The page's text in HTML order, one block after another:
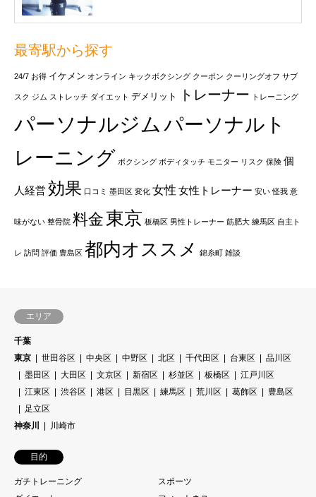
最寄駅から探す
24/7 お得 イケメン オンライン キックボクシング クーポン クーリングオフ サブ
スク ジム ストレッチ ダイエット デメリット トレーナー トレーニング
パーソナルジム パーソナルト
レーニング ボクシング ボディタッチ モニター リスク 保険 個
人経営効果 口コミ 墨田区 変化 女性 女性トレーナー 安い 怪我 意
味がない 整骨院 料金 東京 板橋区 男性トレーナー 筋肥大 練馬区 自主ト
レ 訪問 評価 豊島区 都内オススメ 錦糸町 雑談
エリア
千葉
東京
世田谷区 中央区 中野区 北区 千代田区 台東区
品川区
墨田区
大田区 文京区 新宿区 杉並区 板橋区
江戸川区
江東区
渋谷区 港区 目黒区 練馬区 荒川区 葛飾区
豊島区
足立区
神奈川
川崎市
目的
ガチトレーニング
スポーツ